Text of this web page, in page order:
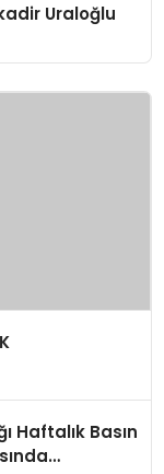
Uraloğlu
Haftalık Basın